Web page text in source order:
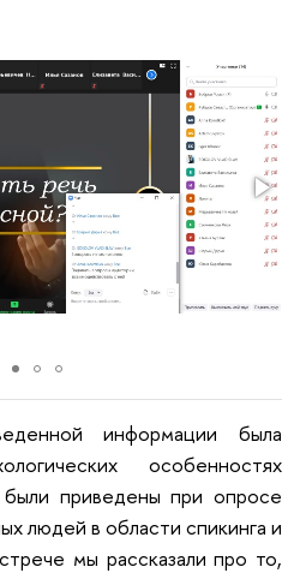
информации была
особенностях
были приведены при опросе
людей в области спикинга и
мы рассказали про то,